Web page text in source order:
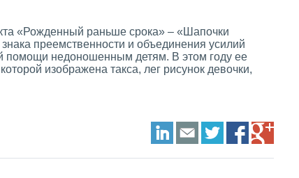
«Рожденный раньше срока» – «Шапочки
преемственности и объединения усилий
помощи недоношенным детям. В этом году ее
изображена такса, лег рисунок девочки,
LinkedInE-mailTwitter